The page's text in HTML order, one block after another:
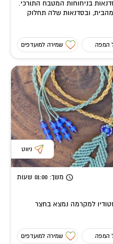
בניחוחות המטבח התורכי.
ובסדנאות שלה תחלוק
המפה שמירה למועדפים
ניווט
משך: 01:00 שעות
למקרמה נמצא בחצר
המפה שמירה למועדפים